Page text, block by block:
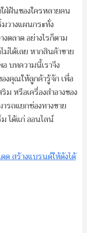
ฝ่ฝันของใครหลายคน
มวางแผนกระทั่ง
ตลาด อย่างไรก็ตาม
ได้เลย หากสินค้าขาย
บทความนี้เราจึง
งคุณให้ลูกค้ารู้จัก เพื่อ
ม หรือเครื่องสำอางของ
รถแยกช่องทางขาย
ได้แก่ ออนไลน์
สร้างแบรนด์ให้ดังได้